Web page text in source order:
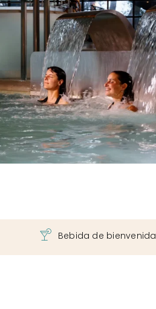
Bebida de bienvenida